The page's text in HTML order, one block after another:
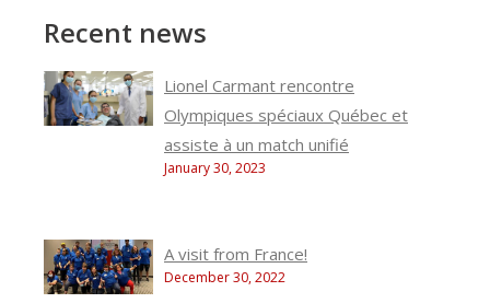
Recent news
Lionel Carmant rencontre
Olympiques spéciaux Québec et
assiste à un match unifié
January 30, 2023
A visit from France!
December 30, 2022